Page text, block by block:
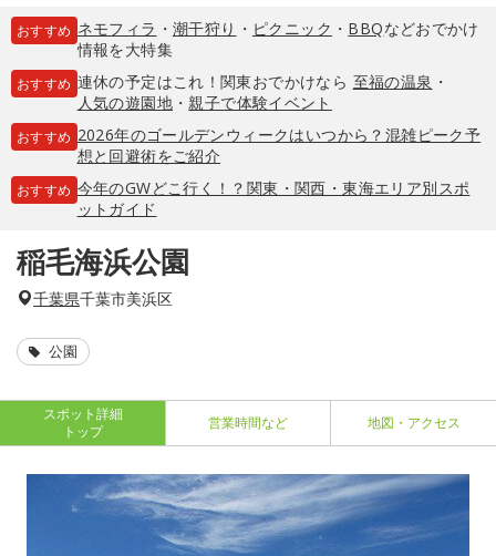
おすすめ ネモフィラ ・ 潮干狩り ・ ピクニック ・ BBQなどおでかけ
情報を大特集
おすすめ 連休の予定はこれ！関東おでかけなら 至福の温泉 ・
人気の遊園地・親子で体験イベント
おすすめ 2026年のゴールデンウィークはいつから？混雑ピーク予
想と回避術をご紹介
おすすめ 今年のGWどこ行く！？関東・関西・東海エリア別スポ
ットガイド
稲毛海浜公園
千葉県千葉市美浜区
公園
スポット詳細
トップ
営業時間など 地図・アクセス